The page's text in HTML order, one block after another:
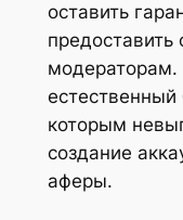
оставить
предоставить
модераторам.
которым
создание
аферы.